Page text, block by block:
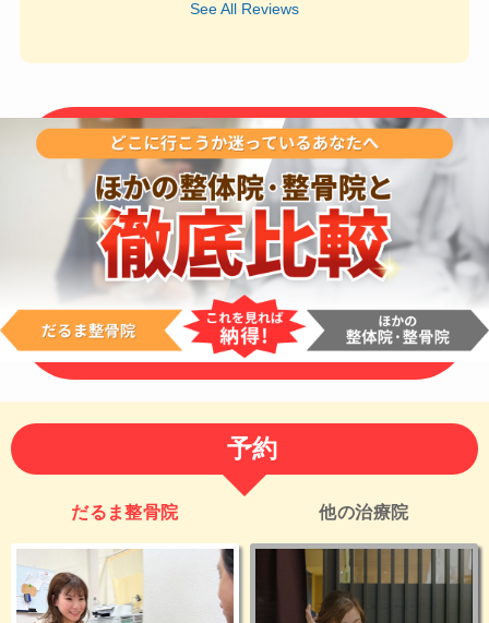
See All Reviews
予約
だるま整骨院 他の治療院